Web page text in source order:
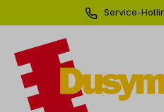
Zur Hauptnavigation
Service-